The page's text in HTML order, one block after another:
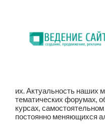
их. Актуальность наших
тематических форумах,
курсах,
постоянно меняющихся